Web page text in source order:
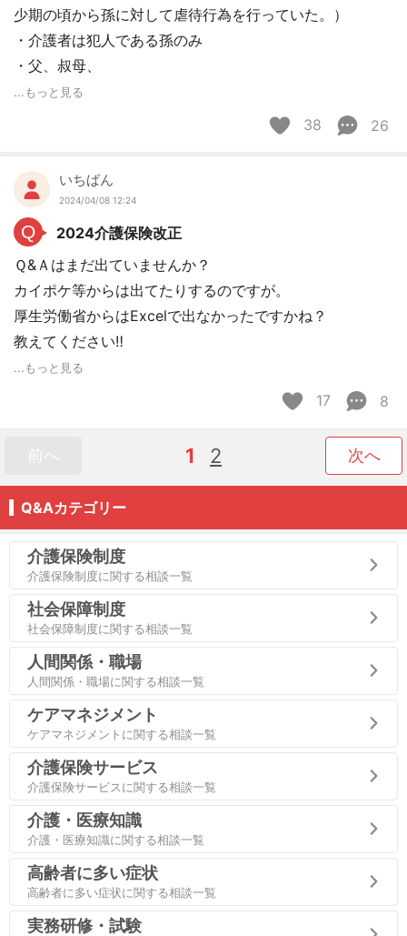
少期の頃から孫に対して虐待行為を行っていた。）
・介護者は犯人である孫のみ
・父、叔母、
...もっと見る
38 26
いちばん
2024/04/08 12:24
Q
2024介護保険改正
Ｑ&Ａはまだ出ていませんか？
カイポケ等からは出てたりするのですが。
厚生労働省からはExcelで出なかったですかね？
教えてください‼︎
...もっと見る
17 8
前へ 1 2 次へ
Q&Aカテゴリー
介護保険制度
介護保険制度に関する相談一覧
社会保障制度
社会保障制度に関する相談一覧
人間関係・職場
人間関係・職場に関する相談一覧
ケアマネジメント
ケアマネジメントに関する相談一覧
介護保険サービス
介護保険サービスに関する相談一覧
介護・医療知識
介護・医療知識に関する相談一覧
高齢者に多い症状
高齢者に多い症状に関する相談一覧
実務研修・試験